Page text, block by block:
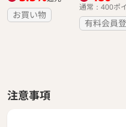
お買い物
通常：400ポ
有料会員
注意事項